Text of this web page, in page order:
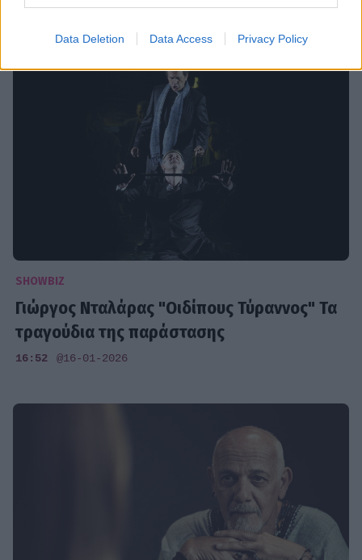
Data Deletion Data Access Privacy Policy
SHOWBIZ
Γιώργος Νταλάρας "Οιδίπους Τύραννος" Τα
τραγούδια της παράστασης
16:52 @16-01-2026